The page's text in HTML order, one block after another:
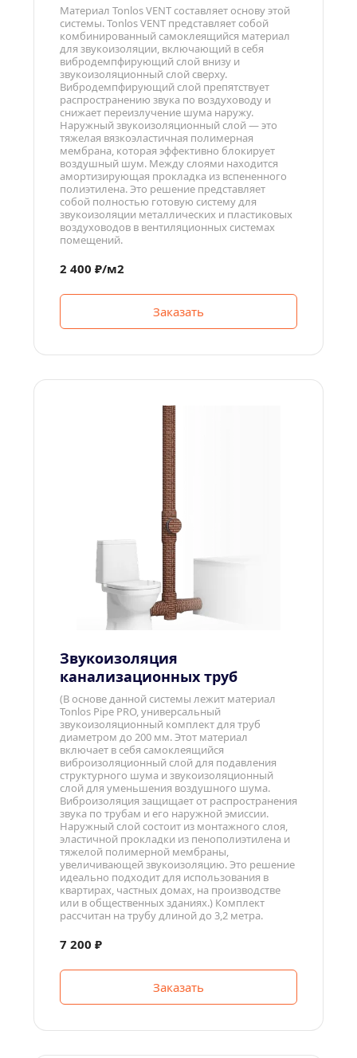
Материал Tonlos VENT составляет основу этой
системы. Tonlos VENT представляет собой
комбинированный самоклеящийся материал
для звукоизоляции, включающий в себя
вибродемпфирующий слой внизу и
звукоизоляционный слой сверху.
Вибродемпфирующий слой препятствует
распространению звука по воздуховоду и
снижает переизлучение шума наружу.
Наружный звукоизоляционный слой — это
тяжелая вязкоэластичная полимерная
мембрана, которая эффективно блокирует
воздушный шум. Между слоями находится
амортизирующая прокладка из вспененного
полиэтилена. Это решение представляет
собой полностью готовую систему для
звукоизоляции металлических и пластиковых
воздуховодов в вентиляционных системах
помещений.
2 400 ₽/м2
Заказать
Звукоизоляция
канализационных труб
(В основе данной системы лежит материал
Tonlos Pipe PRO, универсальный
звукоизоляционный комплект для труб
диаметром до 200 мм. Этот материал
включает в себя самоклеящийся
виброизоляционный слой для подавления
структурного шума и звукоизоляционный
слой для уменьшения воздушного шума.
Виброизоляция защищает от распространения
звука по трубам и его наружной эмиссии.
Наружный слой состоит из монтажного слоя,
эластичной прокладки из пенополиэтилена и
тяжелой полимерной мембраны,
увеличивающей звукоизоляцию. Это решение
идеально подходит для использования в
квартирах, частных домах, на производстве
или в общественных зданиях.) Комплект
рассчитан на трубу длиной до 3,2 метра.
7 200 ₽
Заказать